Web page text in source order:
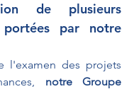
de plusieurs
portées par notre
l'examen des projets
notre Groupe